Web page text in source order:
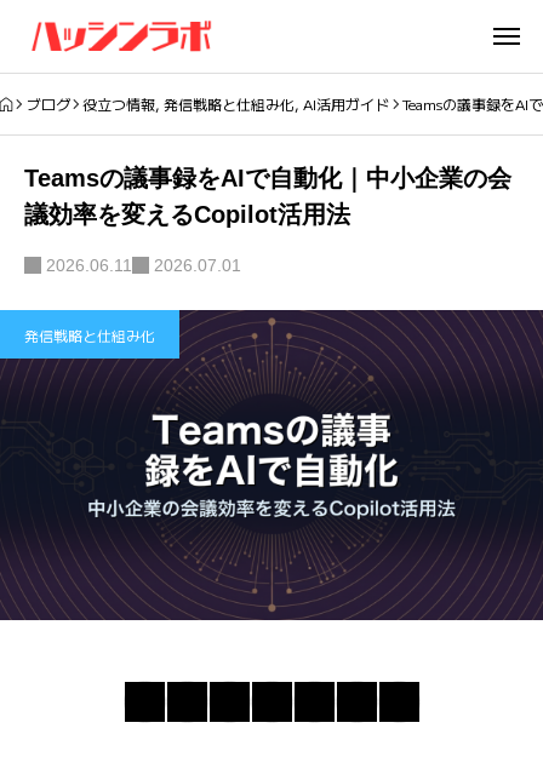
ブログ 役立つ情報,発信戦略と仕組み化,AI活用ガイド Teamsの議事録をAI
Teamsの議事録をAIで自動化｜中小企業の会
議効率を変えるCopilot活用法
2026.06.11 2026.07.01
発信戦略と仕組み化